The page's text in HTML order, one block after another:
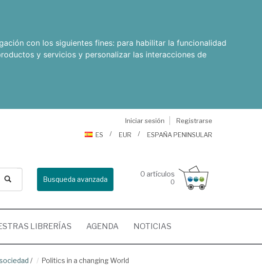
con los siguientes fines: para habilitar la funcionalidad
y servicios y personalizar las interacciones de
Iniciar sesión
Registrarse
ES
EUR ESPAÑA PENINSULAR
Busqueda avanzada
0 artículos
0
LIBRERÍAS AGENDA NOTICIAS
/ Politics in a changing World